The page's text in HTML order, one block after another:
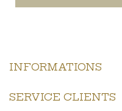
INFORMATIONS
SERVICE CLIENTS